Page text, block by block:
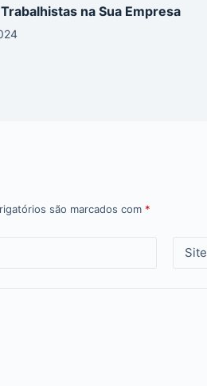
na Sua Empresa
são marcados com *
Site